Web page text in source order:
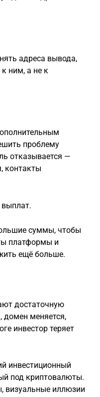
адреса вывода,
ним, а не к
проблему
отказывается —
контакты
суммы, чтобы
платформы и
ещё больше.
достаточную
домен меняется,
инвестор теряет
инвестиционный
под криптовалюты.
визуальные иллюзии